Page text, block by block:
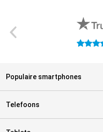
4.7
Populaire smartphones
Telefoons